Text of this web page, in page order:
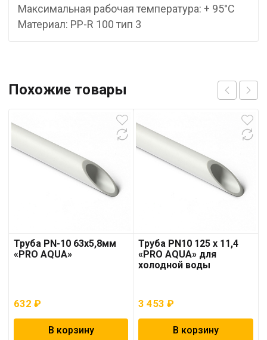
Максимальная рабочая температура: + 95°С
Материал: PP-R 100 тип 3
Похожие товары
Труба PN-10 63х5,8мм
«PRO AQUA»
632 ₽
В корзину
Труба PN10 125 x 11,4
«PRO AQUA» для
холодной воды
3 453₽
В корзину